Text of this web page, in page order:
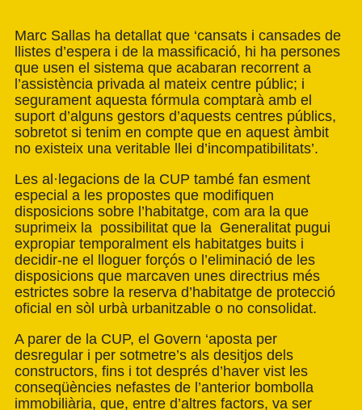
Marc Sallas ha detallat que ‘cansats i cansades de
llistes d’espera i de la massificació, hi ha persones
que usen el sistema que acabaran recorrent a
l’assistència privada al mateix centre públic; i
segurament aquesta fórmula comptarà amb el
suport d’alguns gestors d’aquests centres públics,
sobretot si tenim en compte que en aquest àmbit
no existeix una veritable llei d’incompatibilitats’.
Les al·legacions de la CUP també fan esment
especial a les propostes que modifiquen
disposicions sobre l’habitatge, com ara la que
suprimeix la possibilitat que la Generalitat pugui
expropiar temporalment els habitatges buits i
decidir-ne el lloguer forçós o l’eliminació de les
disposicions que marcaven unes directrius més
estrictes sobre la reserva d’habitatge de protecció
oficial en sòl urbà urbanitzable o no consolidat.
A parer de la CUP, el Govern ‘aposta per
desregular i per sotmetre’s als desitjos dels
constructors, fins i tot després d’haver vist les
conseqüències nefastes de l’anterior bombolla
immobiliària, que, entre d’altres factors, va ser